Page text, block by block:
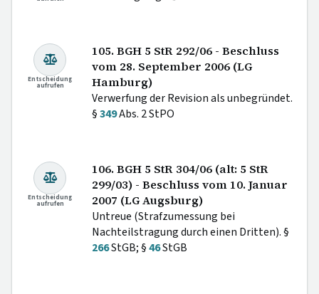
Entscheidung
aufrufen
105. BGH 5 StR 292/06 - Beschluss
vom 28. September 2006 (LG
Hamburg)
Verwerfung der Revision als unbegründet.
§349Abs. 2 StPO
Entscheidung
aufrufen
106. BGH 5 StR 304/06 (alt: 5 StR
299/03) - Beschluss vom 10. Januar
2007 (LG Augsburg)
Untreue (Strafzumessung bei
Nachteilstragung durch einen Dritten). §
266StGB; §46StGB